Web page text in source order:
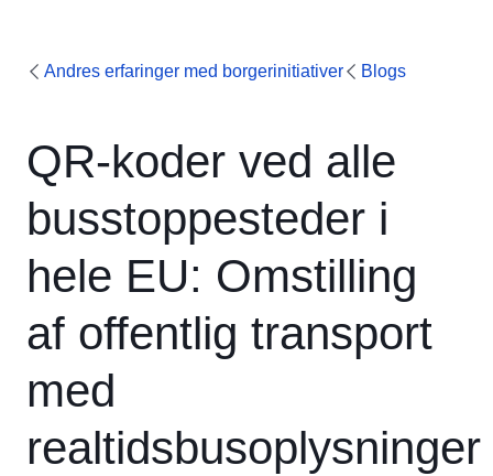
Andres erfaringer med borgerinitiativer Blogs
QR-koder ved alle
busstoppesteder i
hele EU: Omstilling
af offentlig transport
med
realtidsbusoplysninger